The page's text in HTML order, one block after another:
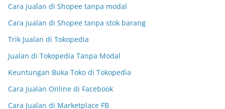
Cara jualan di Shopee tanpa modal
Cara jualan di Shopee tanpa stok barang
Trik Jualan di Tokopedia
Jualan di Tokopedia Tanpa Modal
Keuntungan Buka Toko di Tokopedia
Cara Jualan Online di Facebook
Cara Jualan di Marketplace FB